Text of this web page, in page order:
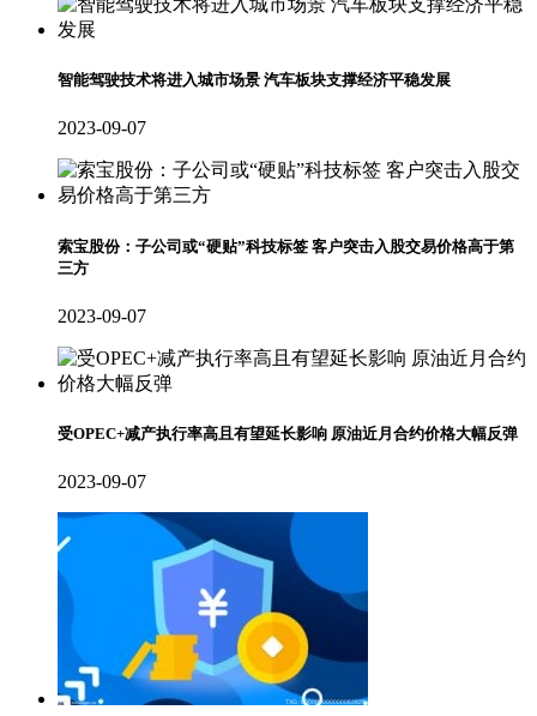
智能驾驶技术将进入城市场景 汽车板块支撑经济平稳发展
2023-09-07
索宝股份：子公司或“硬贴”科技标签 客户突击入股交易价格高于第
三方
2023-09-07
受OPEC+减产执行率高且有望延长影响 原油近月合约价格大幅反弹
2023-09-07